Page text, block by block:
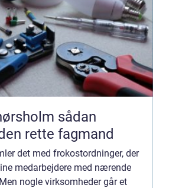
sådan
rette fagmand
det med frokostordninger, der
medarbejdere med nærende
nogle virksomheder går et